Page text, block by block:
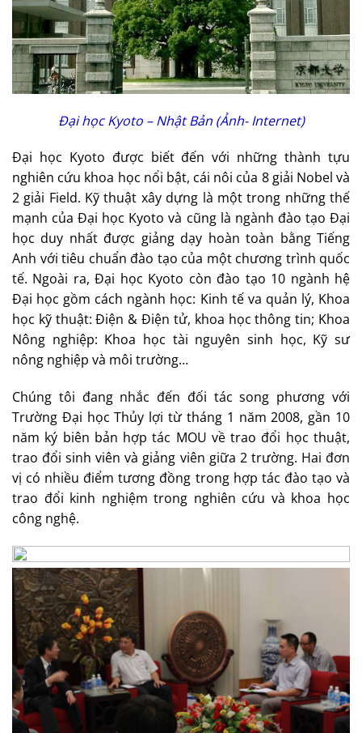
Đại học Kyoto – Nhật Bản (Ảnh- Internet)
Đại học Kyoto được biết đến với những thành tựu
nghiên cứu khoa học nổi bật, cái nôi của 8 giải Nobel và
2 giải Field. Kỹ thuật xây dựng là một trong những thế
mạnh của Đại học Kyoto và cũng là ngành đào tạo Đại
học duy nhất được giảng dạy hoàn toàn bằng Tiếng
Anh với tiêu chuẩn đào tạo của một chương trình quốc
tế. Ngoài ra, Đại học Kyoto còn đào tạo 10 ngành hệ
Đại học gồm cách ngành học: Kinh tế va quản lý, Khoa
học kỹ thuật: Điện & Điện tử, khoa học thông tin; Khoa
Nông nghiệp: Khoa học tài nguyên sinh học, Kỹ sư
nông nghiệp và môi trường…
Chúng tôi đang nhắc đến đối tác song phương với
Trường Đại học Thủy lợi từ tháng 1 năm 2008, gần 10
năm ký biên bản hợp tác MOU về trao đổi học thuật,
trao đổi sinh viên và giảng viên giữa 2 trường. Hai đơn
vị có nhiều điểm tương đồng trong hợp tác đào tạo và
trao đổi kinh nghiệm trong nghiên cứu và khoa học
công nghệ.